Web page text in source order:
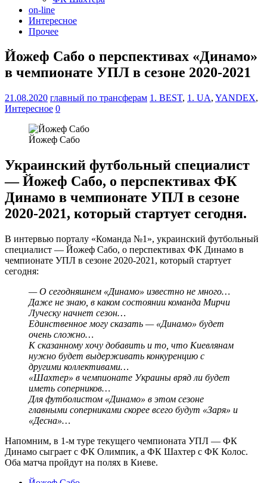
on-line
Интересное
Прочее
Йожеф Сабо о перспективах «Динамо»
в чемпионате УПЛ в сезоне 2020-2021
21.08.2020 главный по трансферам 1. BEST, 1. UA, YANDEX,
Интересное 0
Йожеф Сабо
Украинский футбольный специалист
— Йожеф Сабо, о перспективах ФК
Динамо в чемпионате УПЛ в сезоне
2020-2021, который стартует сегодня.
В интервью порталу «Команда №1», украинский футбольный
специалист — Йожеф Сабо, о перспективах ФК Динамо в
чемпионате УПЛ в сезоне 2020-2021, который стартует
сегодня:
— О сегодняшнем «Динамо» известно не много…
Даже не знаю, в каком состоянии команда Мирчи
Луческу начнет сезон…
Единственное могу сказать — «Динамо» будет
очень сложно…
К сказанному хочу добавить и то, что Киевлянам
нужно будет выдерживать конкуренцию с
другими коллективами…
«Шахтер» в чемпионате Украины вряд ли будет
иметь соперников…
Для футболистом «Динамо» в этом сезоне
главными соперниками скорее всего будут «Заря» и
«Десна»…
Напомним, в 1-м туре текущего чемпионата УПЛ — ФК
Динамо сыграет с ФК Олимпик, а ФК Шахтер с ФК Колос.
Оба матча пройдут на полях в Киеве.